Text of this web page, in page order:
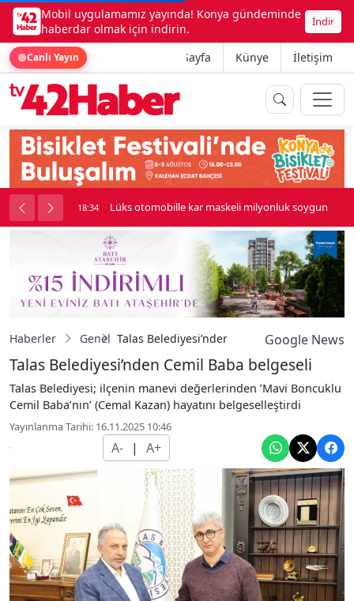
Mobil uygulamamız yayında! Konya gündeminde
haberdar olmak için indirin.
İndir
Canlı Yayın Ana Sayfa Künye İletişim
kavga çıktı 18:34 Lüks otomobille kar maskeli milyonluk soygun
Haberler Genel Talas Belediyesi’nden Cemil Baba belgeseli
Google News
Talas Belediyesi’nden Cemil Baba belgeseli
Talas Belediyesi; ilçenin manevi değerlerinden ’Mavi Boncuklu
Cemil Baba’nın’ (Cemal Kazan) hayatını belgeselleştirdi
Yayınlanma Tarihi: 16.11.2025 10:46
A- | A+